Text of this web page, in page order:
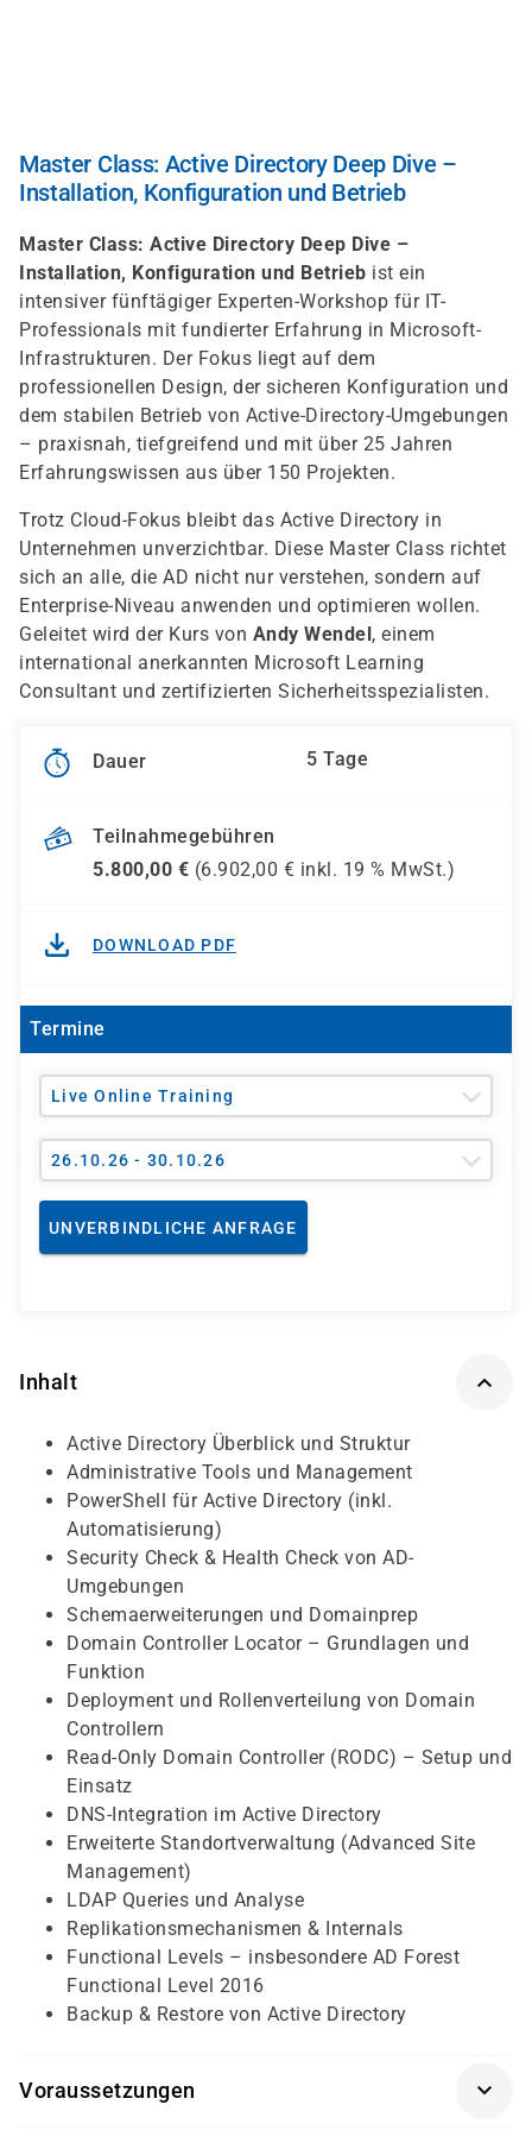
Master Class: Active Directory Deep Dive –
Installation, Konfiguration und Betrieb
Master Class: Active Directory Deep Dive –
Installation, Konfiguration und Betrieb ist ein
intensiver fünftägiger Experten-Workshop für IT-
Professionals mit fundierter Erfahrung in Microsoft-
Infrastrukturen. Der Fokus liegt auf dem
professionellen Design, der sicheren Konfiguration und
dem stabilen Betrieb von Active-Directory-Umgebungen
– praxisnah, tiefgreifend und mit über 25 Jahren
Erfahrungswissen aus über 150 Projekten.
Trotz Cloud-Fokus bleibt das Active Directory in
Unternehmen unverzichtbar. Diese Master Class richtet
sich an alle, die AD nicht nur verstehen, sondern auf
Enterprise-Niveau anwenden und optimieren wollen.
Geleitet wird der Kurs von Andy Wendel, einem
international anerkannten Microsoft Learning
Consultant und zertifizierten Sicherheitsspezialisten.
Dauer 5 Tage
Teilnahmegebühren
5.800,00 € (6.902,00 € inkl. 19 % MwSt.)
DOWNLOAD PDF
Termine
Live Online Training
26.10.26 - 30.10.26
UNVERBINDLICHE ANFRAGE
Inhalt
Active Directory Überblick und Struktur
Administrative Tools und Management
PowerShell für Active Directory (inkl.
Automatisierung)
Security Check & Health Check von AD-
Umgebungen
Schemaerweiterungen und Domainprep
Domain Controller Locator – Grundlagen und
Funktion
Deployment und Rollenverteilung von Domain
Controllern
Read-Only Domain Controller (RODC) – Setup und
Einsatz
DNS-Integration im Active Directory
Erweiterte Standortverwaltung (Advanced Site
Management)
LDAP Queries und Analyse
Replikationsmechanismen & Internals
Functional Levels – insbesondere AD Forest
Functional Level 2016
Backup & Restore von Active Directory
Voraussetzungen